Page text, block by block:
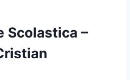
Scolastica –